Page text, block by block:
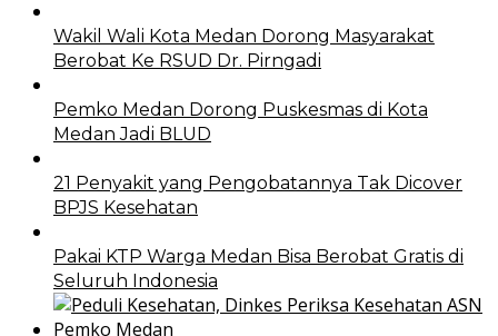
Wakil Wali Kota Medan Dorong Masyarakat
Berobat Ke RSUD Dr. Pirngadi
Pemko Medan Dorong Puskesmas di Kota
Medan Jadi BLUD
21 Penyakit yang Pengobatannya Tak Dicover
BPJS Kesehatan
Pakai KTP Warga Medan Bisa Berobat Gratis di
Seluruh Indonesia